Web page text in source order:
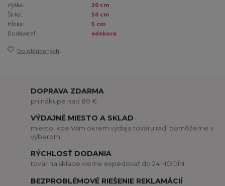
Výška:
30 cm
Šírka:
50 cm
Hĺbka:
5 cm
Dodávateľ:
edekora
Do obľúbených
DOPRAVA ZDARMA
pri nákupe nad 80 €
VÝDAJNÉ MIESTO A SKLAD
miesto, kde Vám okrem výdaja tovaru radi pomôžeme s
výberom
RÝCHLOSŤ DODANIA
tovar na sklade vieme expedovať do 24 HODÍN
BEZPROBLÉMOVÉ RIEŠENIE REKLAMÁCIÍ